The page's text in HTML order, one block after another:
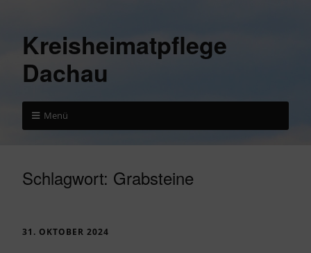
Kreisheimatpflege
Dachau
Menü
Schlagwort: Grabsteine
31. OKTOBER 2024